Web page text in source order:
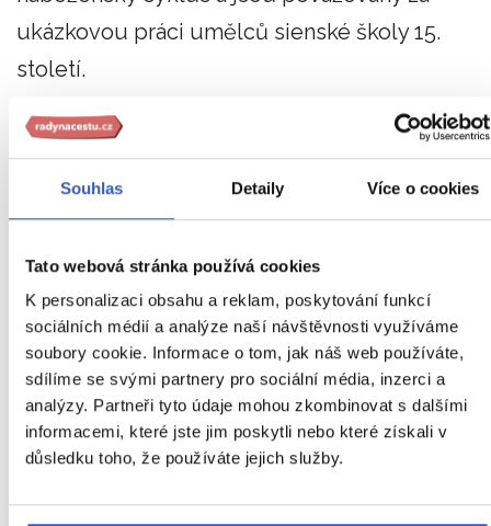
Souhlas Detaily Více o cookies
Tato webová stránka používá cookies
K personalizaci obsahu a reklam, poskytování funkcí
sociálních médií a analýze naší návštěvnosti využíváme
soubory cookie. Informace o tom, jak náš web používáte,
sdílíme se svými partnery pro sociální média, inzerci a
analýzy. Partneři tyto údaje mohou zkombinovat s dalšími
informacemi, které jste jim poskytli nebo které získali v
důsledku toho, že používáte jejich služby.
ukázkovou práci umělců sienské školy 15.
století.
5. Nemocnice Santa Maria
Přímo naproti katedrály se nachází muzejní
komplex Santa Maria della Scala.Jedna z
nejstarších a největších evropských nemocnic.
V provozu byla od 9. století do 90. let století
minulého. Nejstarší hospic je dnes významným
muzejním klenotem, neboť budova je
obohacena díly slavných malířů.